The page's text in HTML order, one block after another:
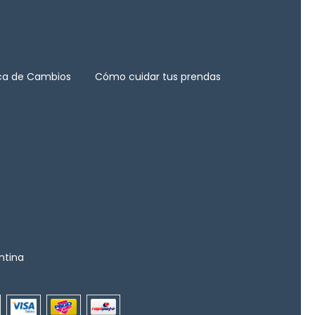
de Cambios Cómo cuidar tus prendas